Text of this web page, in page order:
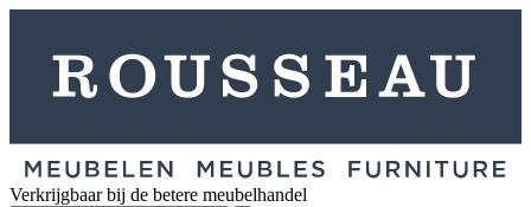
Verkrijgbaar bij de betere meubelhandel